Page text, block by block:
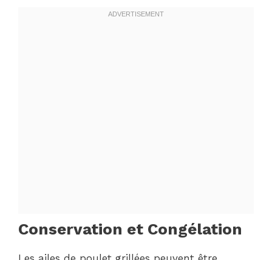
Conservation et Congélation